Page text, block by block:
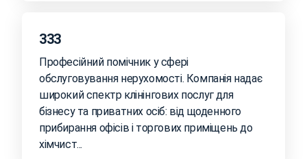
333
Професійний помічник у сфері
обслуговування нерухомості. Компанія надає
широкий спектр клінінгових послуг для
бізнесу та приватних осіб: від щоденного
прибирання офісів і торгових приміщень до
хімчист...